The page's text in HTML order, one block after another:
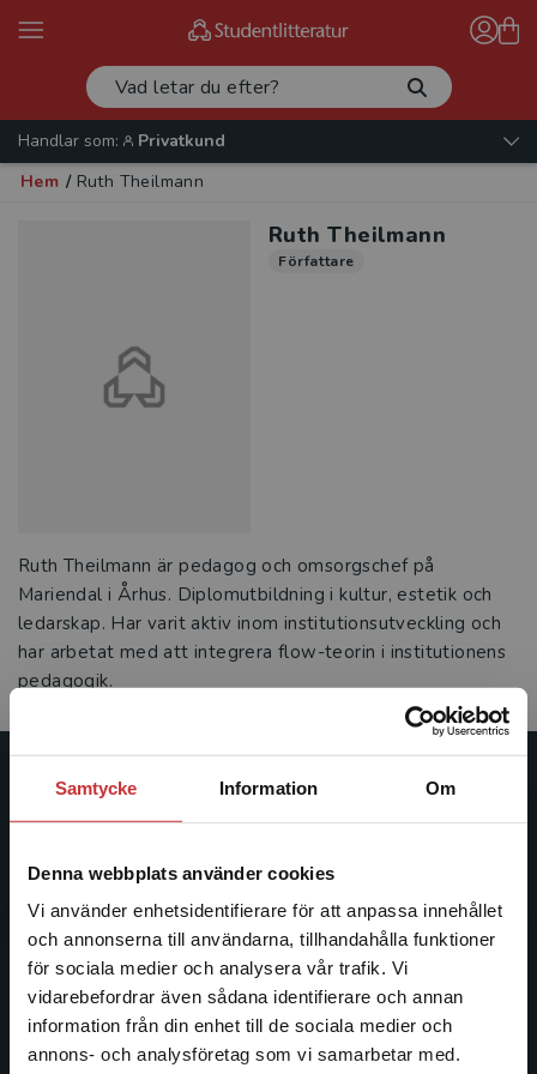
Samtycke Information Om
Denna webbplats använder cookies
Vi använder enhetsidentifierare för att anpassa innehållet
och annonserna till användarna, tillhandahålla funktioner
för sociala medier och analysera vår trafik. Vi
vidarebefordrar även sådana identifierare och annan
information från din enhet till de sociala medier och
annons- och analysföretag som vi samarbetar med.
Begränsad fraktregion
Handlar som:
Privatkund
Hem / Ruth Theilmann
Ruth Theilmann
Författare
Ruth Theilmann är pedagog och omsorgschef på
Mariendal i Århus. Diplomutbildning i kultur, estetik och
ledarskap. Har varit aktiv inom institutionsutveckling och
har arbetat med att integrera flow-teorin i institutionens
pedagogik.
Studentlitteratur
ledande utbildningsförlag. Med läromedel, kurslitteratur,
facklitteratur, utbildningar och digitala
informationstjänster i utbudet, finns Studentlitteratur med
längs hela kunskapsresan.
Kontakta oss